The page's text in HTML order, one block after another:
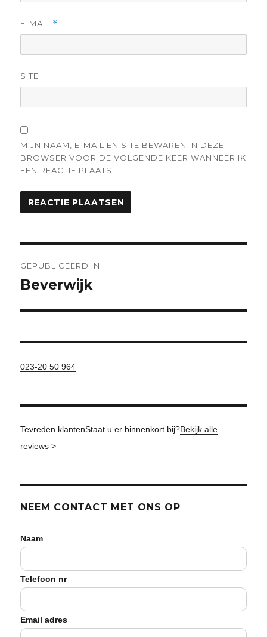
E-MAIL *
SITE
MIJN NAAM, E-MAIL EN SITE BEWAREN IN DEZE
BROWSER VOOR DE VOLGENDE KEER WANNEER IK
EEN REACTIE PLAATS.
navigatie
GEPUBLICEERD IN
Beverwijk
023-20 50 964
Tevreden klantenStaat u er binnenkort bij?Bekijk alle
reviews >
NEEM CONTACT MET ONS OP
Naam
Telefoon nr
Email adres